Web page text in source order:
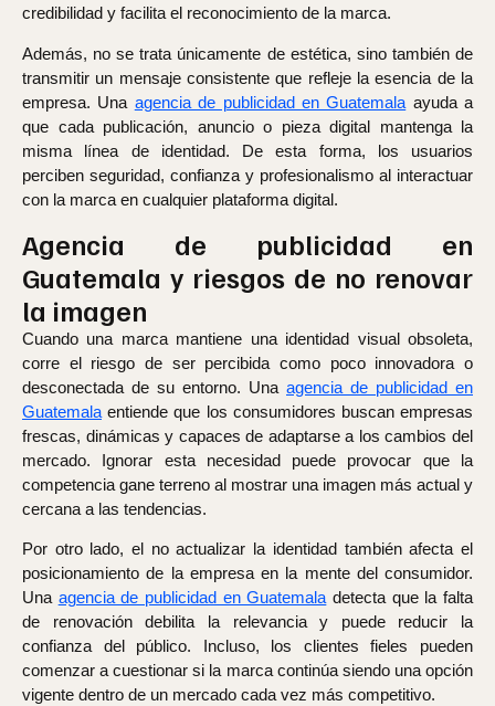
credibilidad y facilita el reconocimiento de la marca.
Además, no se trata únicamente de estética, sino también de
transmitir un mensaje consistente que refleje la esencia de la
empresa. Una agencia de publicidad en Guatemala ayuda a
que cada publicación, anuncio o pieza digital mantenga la
misma línea de identidad. De esta forma, los usuarios
perciben seguridad, confianza y profesionalismo al interactuar
con la marca en cualquier plataforma digital.
Agencia de publicidad en
Guatemala y riesgos de no renovar
la imagen
Cuando una marca mantiene una identidad visual obsoleta,
corre el riesgo de ser percibida como poco innovadora o
desconectada de su entorno. Una agencia de publicidad en
Guatemala entiende que los consumidores buscan empresas
frescas, dinámicas y capaces de adaptarse a los cambios del
mercado. Ignorar esta necesidad puede provocar que la
competencia gane terreno al mostrar una imagen más actual y
cercana a las tendencias.
Por otro lado, el no actualizar la identidad también afecta el
posicionamiento de la empresa en la mente del consumidor.
Una agencia de publicidad en Guatemala detecta que la falta
de renovación debilita la relevancia y puede reducir la
confianza del público. Incluso, los clientes fieles pueden
comenzar a cuestionar si la marca continúa siendo una opción
vigente dentro de un mercado cada vez más competitivo.